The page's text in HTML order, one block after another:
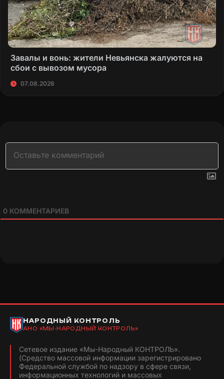
Завалы и вонь: жители Невьянска жалуются на
сбои с вывозом мусора
07.08.2026
0 КОММЕНТАРИЕВ
НАРОДНЫЙ КОНТРОЛЬ
АНО «МЫ-НАРОДНЫЙ КОНТРОЛЬ»
Сетевое издание «Мы-Народный КОНТРОЛЬ».
(Средство массовой информации зарегистрировано
Федеральной службой по надзору в сфере связи,
информационных технологий и массовых